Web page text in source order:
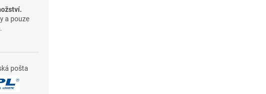
a pouze